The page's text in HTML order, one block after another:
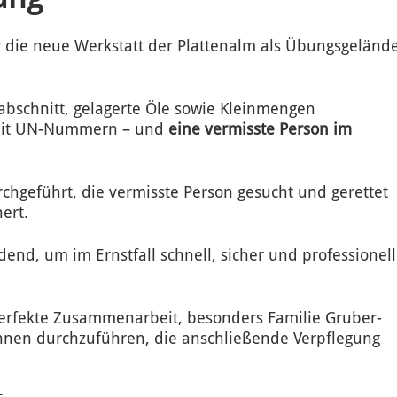
neue Werkstatt der Plattenalm als
gelagerte Öle sowie Kleinmengen
UN-Nummern – und eine vermisste Person im
die vermisste Person gesucht und gerettet
um im Ernstfall schnell, sicher und professionell
Zusammenarbeit, besonders Familie Gruber-
durchzuführen, die anschließende Verpflegung